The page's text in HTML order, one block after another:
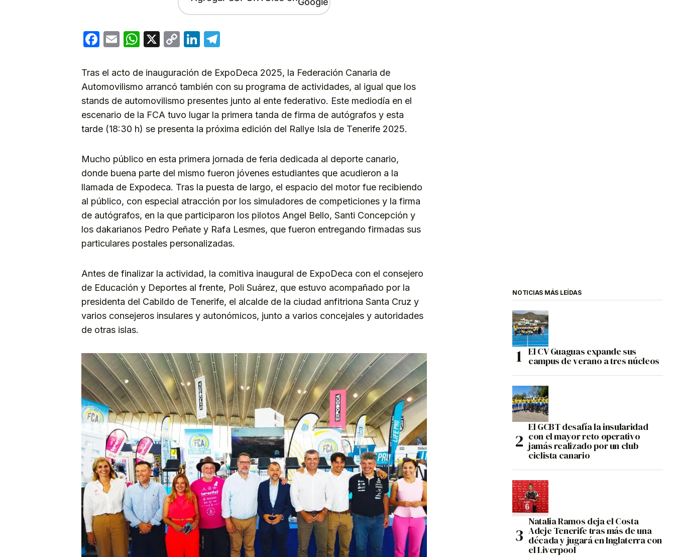
Facebook
EmailWhatsApp
X
CopyLinkedIn
Tras el acto de inauguración de ExpoDeca 2025, la Federación Canaria de
Automovilismo arrancó también con su programa de actividades, al igual que los
stands de automovilismo presentes junto al ente federativo. Este mediodía en el
escenario de la FCA tuvo lugar la primera tanda de firma de autógrafos y esta
tarde (18:30 h) se presenta la próxima edición del Rallye Isla de Tenerife 2025.
Mucho público en esta primera jornada de feria dedicada al deporte canario,
donde buena parte del mismo fueron jóvenes estudiantes que acudieron a la
llamada de Expodeca. Tras la puesta de largo, el espacio del motor fue recibiendo
al público, con especial atracción por los simuladores de competiciones y la firma
de autógrafos, en la que participaron los pilotos Angel Bello, Santi Concepción y
los dakarianos Pedro Peñate y Rafa Lesmes, que fueron entregando firmadas sus
particulares postales personalizadas.
Antes de finalizar la actividad, la comitiva inaugural de ExpoDeca con el consejero
de Educación y Deportes al frente, Poli Suárez, que estuvo acompañado por la
presidenta del Cabildo de Tenerife, el alcalde de la ciudad anfitriona Santa Cruz y
varios consejeros insulares y autonómicos, junto a varios concejales y autoridades
de otras islas.
NOTICIAS MÁS LEÍDAS
El CV Guaguas expande sus
campus de verano a tres núcleos
El GCBT desafía la insularidad
con el mayor reto operativo
jamás realizado por un club
ciclista canario
Natalia Ramos deja el Costa
Adeje Tenerife tras más de una
década y jugará en Inglaterra con
el Liverpool